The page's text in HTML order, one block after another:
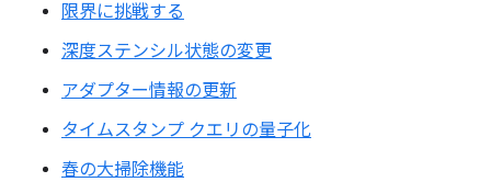
限界に挑戦する
深度ステンシル状態の変更
アダプター情報の更新
タイムスタンプ クエリの量子化
春の大掃除機能